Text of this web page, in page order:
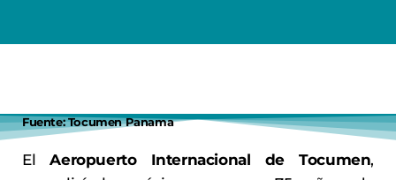
Fuente: Tocumen Panama
ElAeropuerto Internacional de Tocumen,